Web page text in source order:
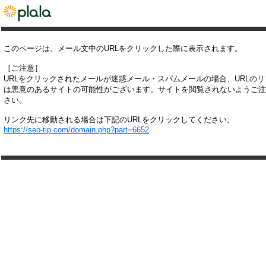
このページは、メール文中のURLをクリックした際に表示されます。
［ご注意］
URLをクリックされたメールが迷惑メール・スパムメールの場合、URLの
は悪意のあるサイトの可能性がございます。サイトを閲覧されないようご
さい。
リンク先に移動される場合は下記のURLをクリックしてください。
https://seo-tip.com/domain.php?part=6652